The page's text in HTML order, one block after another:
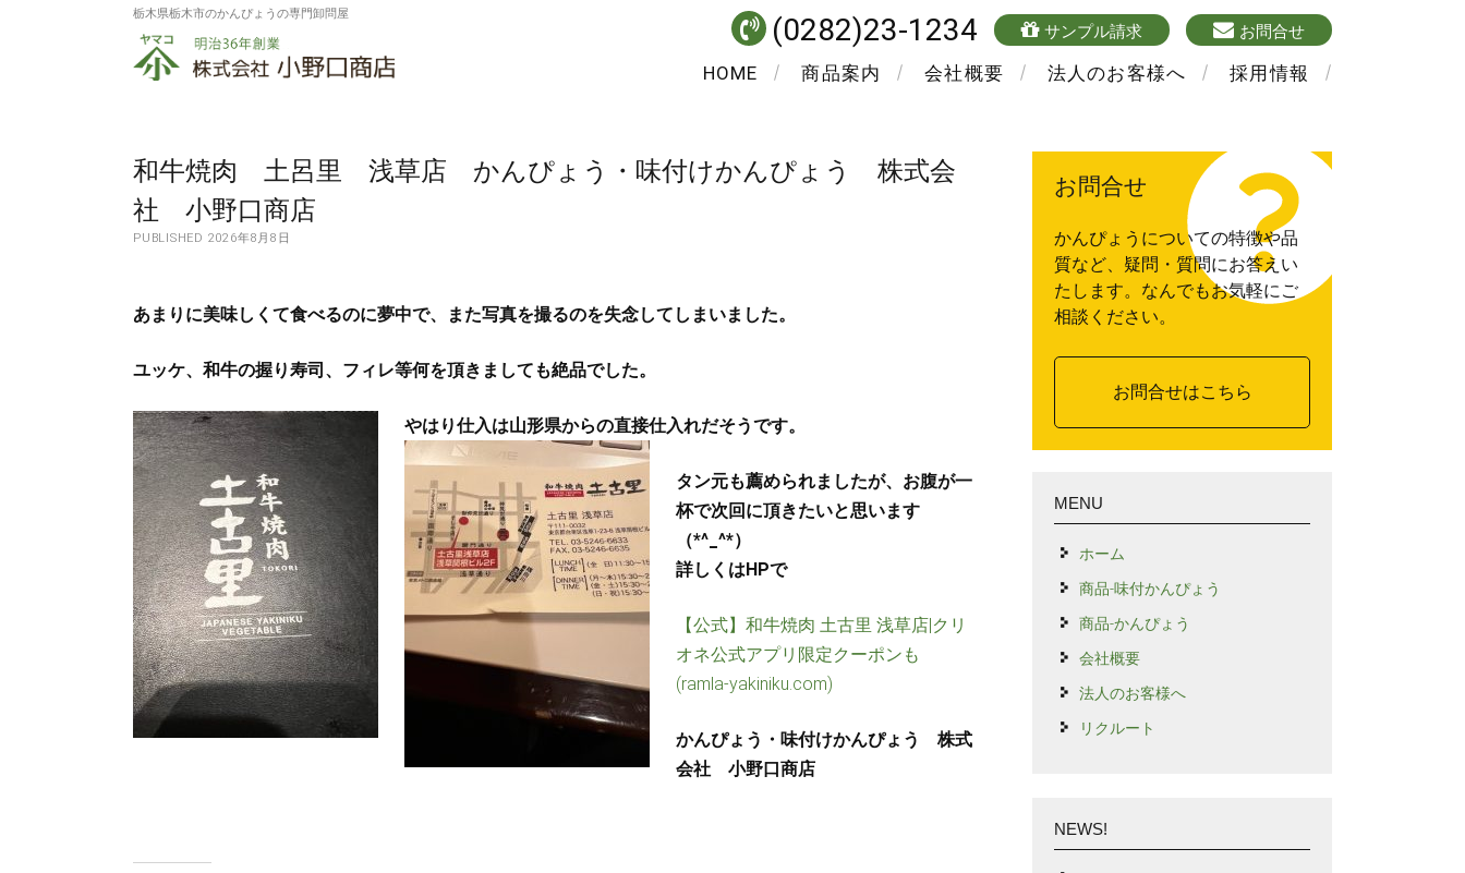
栃木県栃木市のかんぴょうの専門卸問屋
株
社
小
野
商
店
HOME 商品案内 会社概要 法人のお客様へ 採用情報
(0282)23-1234 sample
サンプル請求 mailform
お問合せ
和牛焼肉 土呂里 浅草店 かんぴょう・味付けかんぴょう 株式会
社 小野口商店
PUBLISHED 2026年8月8日
あまりに美味しくて食べるのに夢中で、また写真を撮るのを失念してしまいました。
ユッケ、和牛の握り寿司、フィレ等何を頂きましても絶品でした。
やはり仕入は山形県からの直接仕入れだそうです。
タン元も薦められましたが、お腹が一
杯で次回に頂きたいと思います
（*^_^*）
詳しくはHPで
【公式】和牛焼肉 土古里 浅草店|クリ
オネ公式アプリ限定クーポンも
(ramla-yakiniku.com)
かんぴょう・味付けかんぴょう 株式
会社 小野口商店
お問合せ
かんぴょうについての特徴や品
質など、疑問・質問にお答えい
たします。なんでもお気軽にご
相談ください。
お問合せはこちら
MENU
ホーム
商品-味付かんぴょう
商品-かんぴょう
会社概要
法人のお客様へ
リクルート
NEWS!